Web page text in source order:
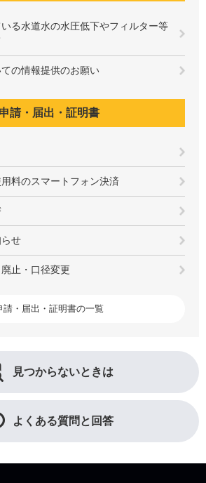
る水道水の水圧低下やフィルター等
の情報提供のお願い
申請・届出・証明書
料のスマートフォン決済
せ
止・口径変更
請・届出・証明書の一覧
見つからないときは
よくある質問と回答